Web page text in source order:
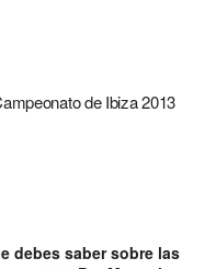
de Ibiza 2013
debes saber sobre las